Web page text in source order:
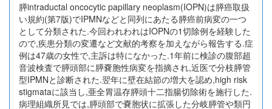
膵intraductal oncocytic papillary neoplasm(IOPN)は膵癌取扱
い規約(第7版)でIPMNなどと同列にあたる膵癌前病変の一つ
として分類された.今回われわれはIOPNの1切除例を経験した
ので,疾患分類の変遷など文献的考察を加えながら報告する.症
例は47歳の女性で,主訴は特になかった.1年前に検診の腹部超
音波検査で膵頭部に膵嚢胞性病変を指摘され,近医で分枝膵管
型IPMNと診断された.翌年に壁在結節の増大を認め,high risk
stigmataに該当し,亜全胃温存膵頭十二指腸切除術を施行した.
病理組織所見では,膵頭部で嚢胞状に拡張した分岐膵管や類円